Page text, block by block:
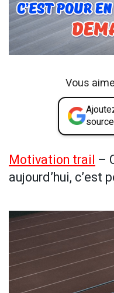
Vous
Motivation trail –
aujourd’hui, c’est